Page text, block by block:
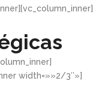
width=»»2/3″»]